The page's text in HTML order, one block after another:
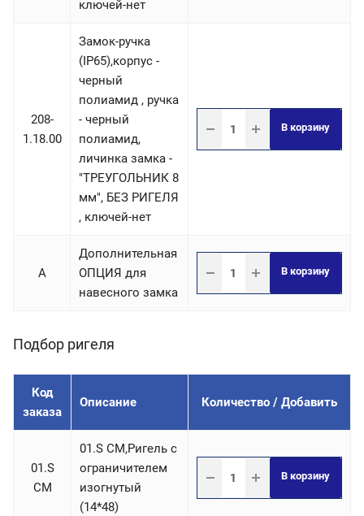
ключей-нет
208-
1.18.00
Замок-ручка
(IP65),корпус -
черный
полиамид , ручка
- черный
полиамид,
личинка замка -
"ТРЕУГОЛЬНИК 8
мм", БЕЗ РИГЕЛЯ
, ключей-нет
В корзину
A
Дополнительная
ОПЦИЯ для
навесного замка
В корзину
Подбор ригеля
Код
заказа
Описание Количество / Добавить
01.S
СM
01.S СM,Ригель c
ограничителем
изогнутый
(14*48)
В корзину